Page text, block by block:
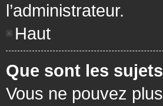
l’administrateur.
Haut
Que sont les
Vous ne pouvez